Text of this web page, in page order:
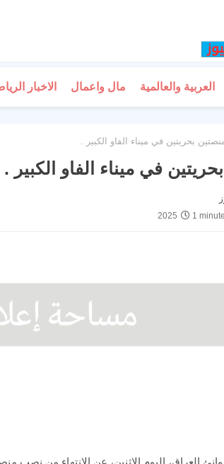
العربية والعالمية مال واعمال الاخبار
بحريتين في ميناء الفاو الكبير .
في ميناء الفاو الكبير .
1
العراق، اليوم الاثنين، عن الانتهاء من نصب